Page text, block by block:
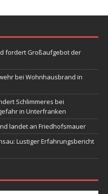
fordert Großaufgebot der
bei Wohnhausbrand in
Schlimmeres bei
in Unterfranken
landet an Friedhofsmauer
Lustiger Erfahrungsbericht